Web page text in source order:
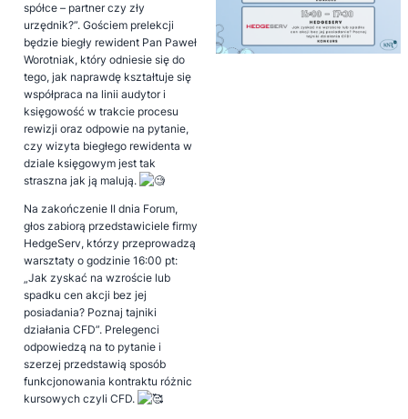
spółce – partner czy zły
urzędnik?”. Gościem prelekcji
będzie biegły rewident Pan Paweł
Worotniak, który odniesie się do
tego, jak naprawdę kształtuje się
współpraca na linii audytor i
księgowość w trakcie procesu
rewizji oraz odpowie na pytanie,
czy wizyta biegłego rewidenta w
dziale księgowym jest tak
straszna jak ją malują.
Na zakończenie II dnia Forum,
głos zabiorą przedstawiciele firmy
HedgeServ, którzy przeprowadzą
warsztaty o godzinie 16:00 pt:
„Jak zyskać na wzroście lub
spadku cen akcji bez jej
posiadania? Poznaj tajniki
działania CFD”. Prelegenci
odpowiedzą na to pytanie i
szerzej przedstawią sposób
funkcjonowania kontraktu różnic
kursowych czyli CFD.